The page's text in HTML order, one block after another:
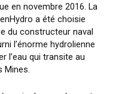
en novembre 2016. La
a été choisie
du constructeur naval
l’énorme hydrolienne
l’eau qui transite au
Mines.